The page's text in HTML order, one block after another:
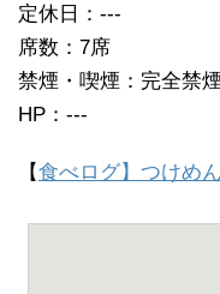
定休日：---
席数：7席
禁煙・喫煙：完全禁煙
HP：---
【食べログ】つけめ